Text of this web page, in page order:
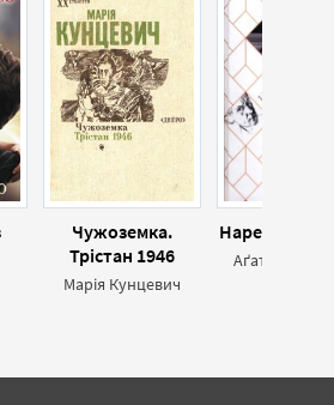
Чужоземка.
Трістан 1946
Марія Кунцевич
Наречена
Аґата